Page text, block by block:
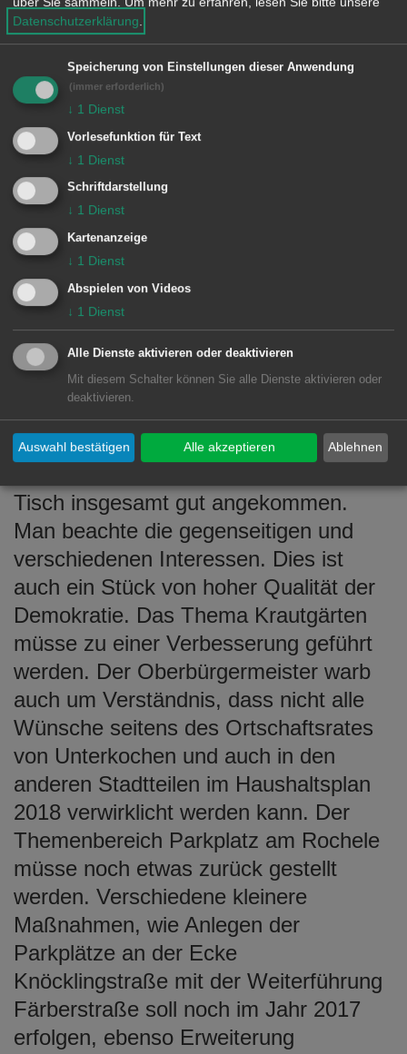
Bahnverbindung Aalen – Ulm. Der
Themenbereich Dorfkern müsse weiter
entwickelt werden und mit der
Verbesserung der Situation Ebnater
Steige / Heidenheimer Straße könne
das Projekt Unterkochen 21, so
Oberbürgermeister Rentschler, als
eines der nächsten wichtigen Aufgaben
des Stadtbezirkes sein. Die bestehende
Skateranlage beim Häselbachstadion
soll noch im Jahr 2017 umgesetzt
werden. Das Thema
Radwegeverbindung und Schättere-
Trasse ist angekommen und werde mit
vereinten Kräften aller interessierten
Gruppen entsprechend geplant. Nach
Tisch insgesamt gut angekommen.
Man beachte die gegenseitigen und
verschiedenen Interessen. Dies ist
auch ein Stück von hoher Qualität der
Demokratie. Das Thema Krautgärten
müsse zu einer Verbesserung geführt
werden. Der Oberbürgermeister warb
auch um Verständnis, dass nicht alle
Wünsche seitens des Ortschaftsrates
von Unterkochen und auch in den
anderen Stadtteilen im Haushaltsplan
2018 verwirklicht werden kann. Der
Themenbereich Parkplatz am Rochele
müsse noch etwas zurück gestellt
werden. Verschiedene kleinere
Maßnahmen, wie Anlegen der
Parkplätze an der Ecke
Knöcklingstraße mit der Weiterführung
Färberstraße soll noch im Jahr 2017
erfolgen, ebenso Erweiterung
Datenschutzerklärung
Speicherung von Einstellungen dieser Anwendung
(immer erforderlich)
↓ 1 Dienst
Vorlesefunktion für Text
↓ 1 Dienst
Schriftdarstellung
↓ 1 Dienst
Kartenanzeige
↓ 1 Dienst
Abspielen von Videos
↓ 1 Dienst
Alle Dienste aktivieren oder deaktivieren
Mit diesem Schalter können Sie alle Dienste aktivieren oder
deaktivieren.
Ablehnen
Auswahl bestätigen Alle akzeptieren